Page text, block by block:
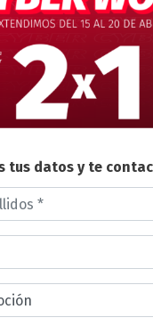
tus datos y te